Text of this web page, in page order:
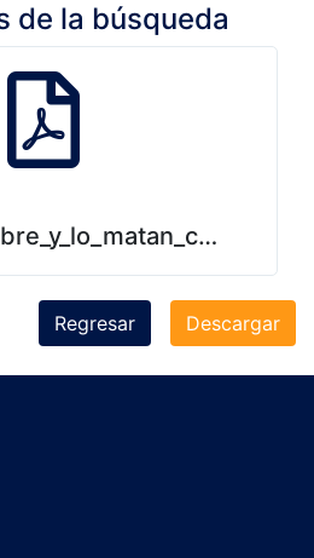
de la búsqueda
Descargar
Regresar